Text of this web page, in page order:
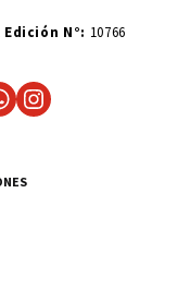
Edición N°: 10766